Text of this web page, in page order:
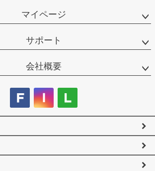
マイページ
サポート
会社概要